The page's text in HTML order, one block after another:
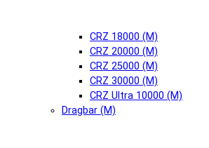
CRZ 18000 (М)
CRZ 20000 (М)
CRZ 25000 (М)
CRZ 30000 (М)
CRZ Ultra 10000 (М)
Dragbar (М)